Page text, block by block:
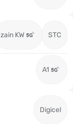
zain KW STC
A1
Digicel